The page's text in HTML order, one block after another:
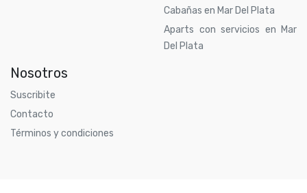
Cabañas en Mar Del Plata
Aparts con servicios en Mar
Del Plata
Nosotros
Suscribite
Contacto
Términos y condiciones